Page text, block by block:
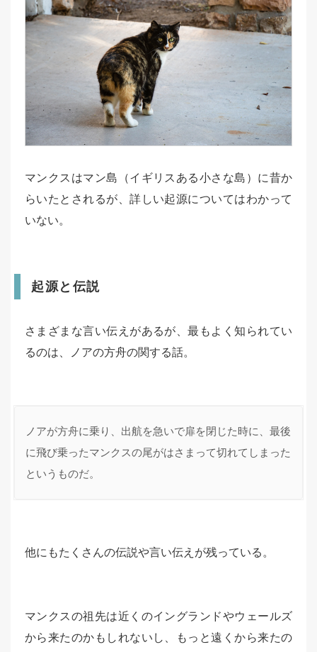
マンクスはマン島（イギリスある小さな島）に昔か
らいたとされるが、詳しい起源についてはわかって
いない。
起源と伝説
さまざまな言い伝えがあるが、最もよく知られてい
るのは、ノアの方舟の関する話。
ノアが方舟に乗り、出航を急いで扉を閉じた時に、最後
に飛び乗ったマンクスの尾がはさまって切れてしまった
というものだ。
他にもたくさんの伝説や言い伝えが残っている。
マンクスの祖先は近くのイングランドやウェールズ
から来たのかもしれないし、もっと遠くから来たの